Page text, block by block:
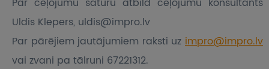
Uldis Klepers, uldis@impro.lv
Par pārējiem jautājumiem raksti uz impro@impro.lv
vai zvani pa tālruni 67221312.